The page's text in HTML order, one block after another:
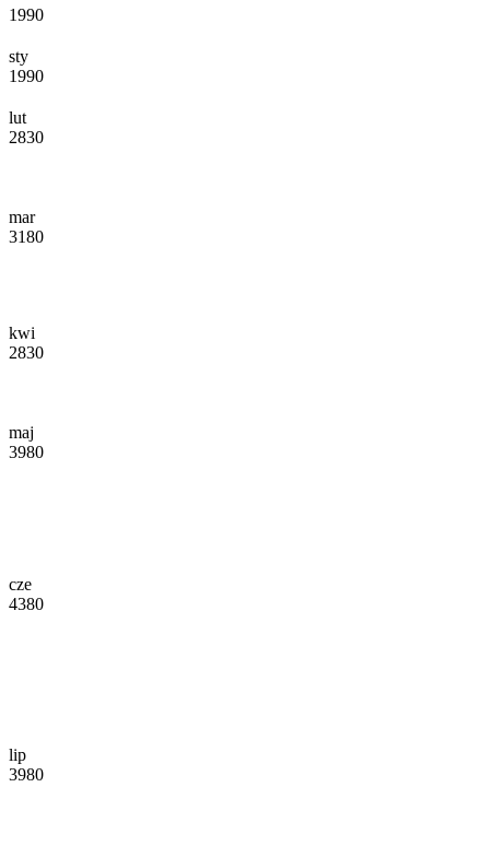
1990
sty
1990
lut
2830
mar
3180
kwi
2830
maj
3980
cze
4380
lip
3980